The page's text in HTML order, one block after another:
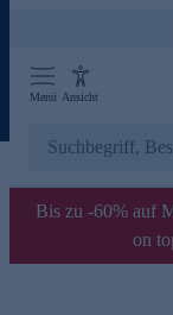
Menü Ansicht
Bis zu -60% auf
on